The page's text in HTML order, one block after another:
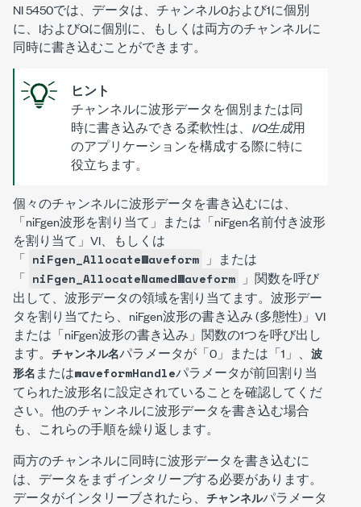
NI 5450では、データは、チャンネル0および1に個別
に、IおよびQに個別に、もしくは両方のチャンネルに
同時に書き込むことができます。
ヒント
チャンネルに波形データを個別または同
時に書き込みできる柔軟性は、 I/Q生成用
のアプリケーションを構成する際に特に
役立ちます。
個々のチャンネルに波形データを書き込むには、
「niFgen波形を割り当て」または「niFgen名前付き波形
を割り当て」VI、もしくは
「 niFgen_AllocateWaveform
」または
「 niFgen_AllocateNamedWaveform
」関数を呼び
出して、波形データの領域を割り当てます。波形デー
タを割り当てたら、niFgen波形の書き込み (多態性)」VI
または「niFgen波形の書き込み」関数の1つを呼び出し
ます。 チャンネル名パラメータが「0」または「1」、 波
形名またはwaveformHandleパラメータが前回割り当
てられた波形名に設定されていることを確認してくだ
さい。他のチャンネルに波形データを書き込む場合
も、これらの手順を繰り返します。
両方のチャンネルに同時に波形データを書き込むに
は、データをまずインタリーブする必要があります。
データがインタリーブされたら、 チャンネルパラメータ